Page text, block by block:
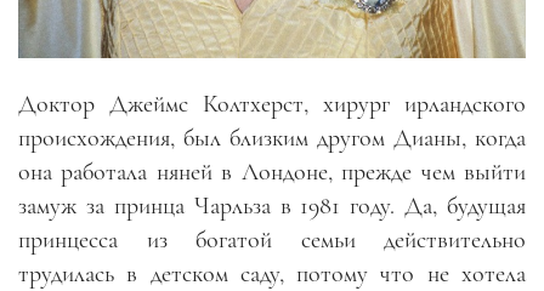
Доктор Джеймс Колтхерст, хирург ирландского
происхождения, был близким другом Дианы, когда
она работала няней в Лондоне, прежде чем выйти
замуж за принца Чарльза в 1981 году. Да, будущая
принцесса из богатой семьи действительно
трудилась в детском саду, потому что не хотела